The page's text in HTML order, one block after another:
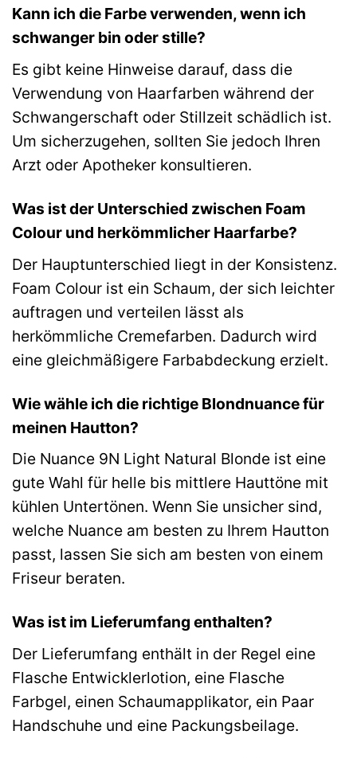
Kann ich die Farbe verwenden, wenn ich
schwanger bin oder stille?
Es gibt keine Hinweise darauf, dass die
Verwendung von Haarfarben während der
Schwangerschaft oder Stillzeit schädlich ist.
Um sicherzugehen, sollten Sie jedoch Ihren
Arzt oder Apotheker konsultieren.
Was ist der Unterschied zwischen Foam
Colour und herkömmlicher Haarfarbe?
Der Hauptunterschied liegt in der Konsistenz.
Foam Colour ist ein Schaum, der sich leichter
auftragen und verteilen lässt als
herkömmliche Cremefarben. Dadurch wird
eine gleichmäßigere Farbabdeckung erzielt.
Wie wähle ich die richtige Blondnuance für
meinen Hautton?
Die Nuance 9N Light Natural Blonde ist eine
gute Wahl für helle bis mittlere Hauttöne mit
kühlen Untertönen. Wenn Sie unsicher sind,
welche Nuance am besten zu Ihrem Hautton
passt, lassen Sie sich am besten von einem
Friseur beraten.
Was ist im Lieferumfang enthalten?
Der Lieferumfang enthält in der Regel eine
Flasche Entwicklerlotion, eine Flasche
Farbgel, einen Schaumapplikator, ein Paar
Handschuhe und eine Packungsbeilage.